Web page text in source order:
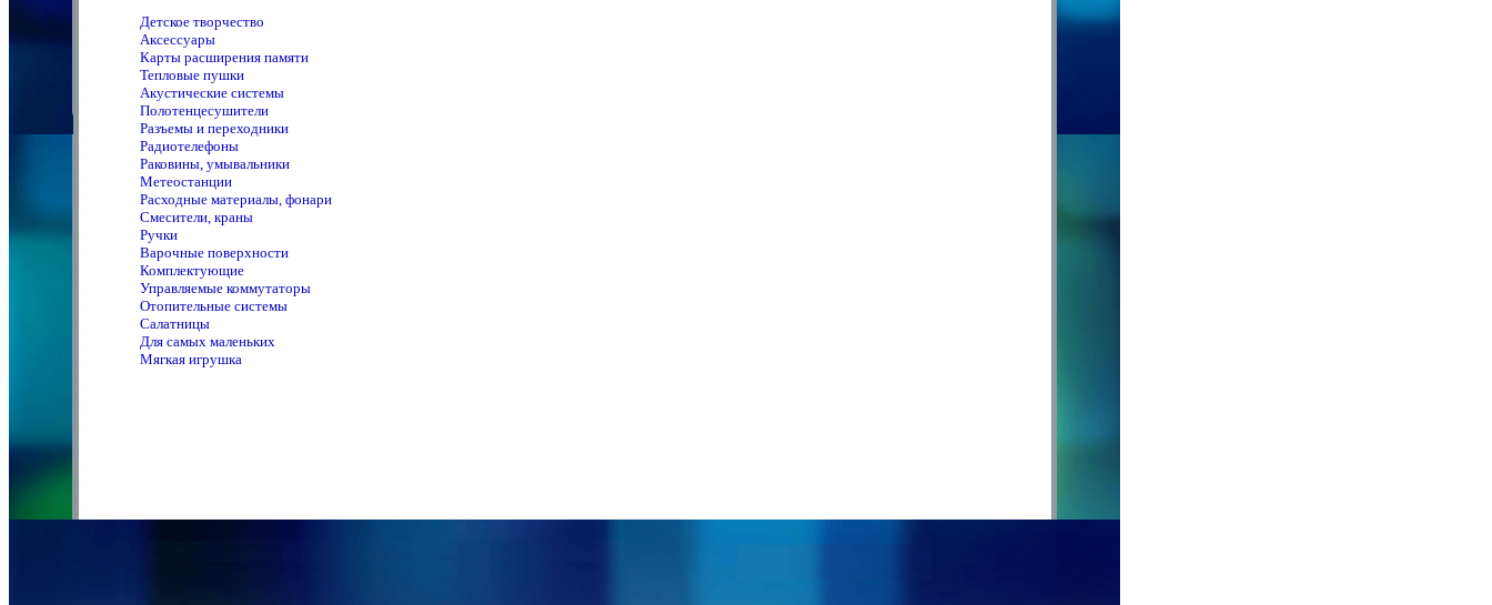
Детское творчество
Аксессуары
Карты расширения памяти
Тепловые пушки
Акустические системы
Полотенцeсушители
Разъемы и переходники
Радиотелефоны
Раковины, умывальники
Метеостанции
Расходные материалы, фонари
Смесители, краны
Ручки
Варочные поверхности
Комплектующие
Управляемые коммутаторы
Отопительные системы
Салатницы
Для самых маленьких
Мягкая игрушка